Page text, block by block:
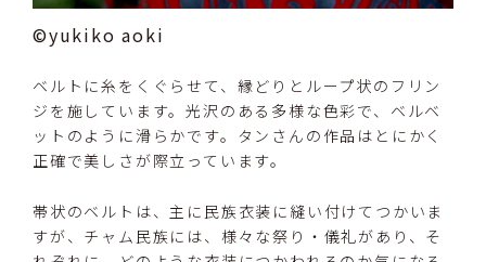
©yukiko aoki
ベルトに糸をくぐらせて、縁どりとループ状のフリン
ジを施しています。光沢のある多様な色彩で、ベルベ
ットのように滑らかです。タンさんの作品はとにかく
正確で美しさが際立っています。
帯状のベルトは、主に民族衣装に縫い付けてつかいま
すが、チャム民族には、様々な祭り・儀礼があり、そ